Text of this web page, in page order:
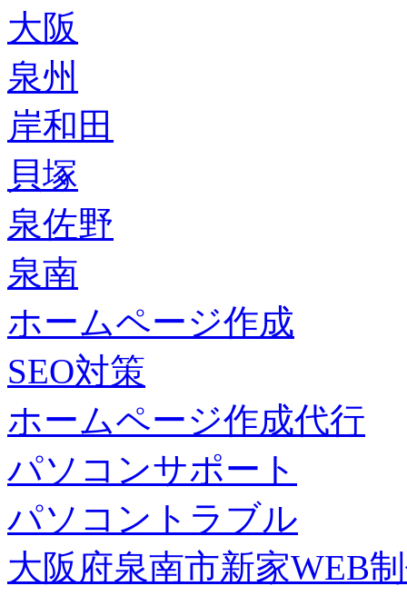
大阪
泉州
岸和田
貝塚
泉佐野
泉南
ホームページ作成
SEO対策
ホームページ作成代行
パソコンサポート
パソコントラブル
大阪府泉南市新家WEB